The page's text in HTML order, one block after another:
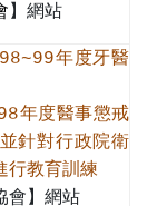
】網站
年度牙醫
年度醫事懲戒
針對行政院衛
行教育訓練
會】網站